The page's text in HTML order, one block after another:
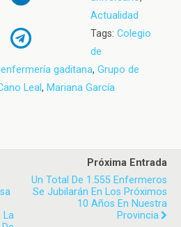
Actualidad
Tags: Colegio
de
enfermería gaditana, Grupo de
Leal, Mariana García
La
Próxima Entrada
Un Total De 1.555 Enfermeros
Se Jubilarán En Los Próximos
10 Años En Nuestra
Provincia